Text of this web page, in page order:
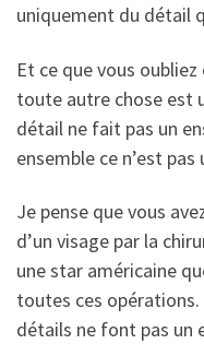
uniquement du détail
Et ce que vous
toute autre chose est
détail ne fait pas un
ensemble ce n’est pas
Je pense que vous
d’un visage par la
une star américaine
toutes ces
détails ne font pas un